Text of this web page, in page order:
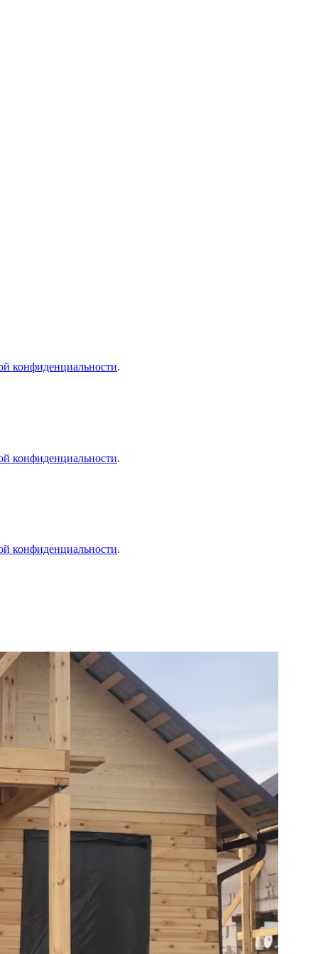
конфиденциальности.
конфиденциальности.
конфиденциальности.